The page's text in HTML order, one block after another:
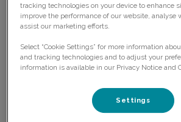
Wij kijken uit naar dit nieuwe jaar! Per 1
Dierenkliniek Wulven en Dierenkliniek
elkaar samenwerken. We hebben er
Waarom willen wij intensiever
Beide klinieken horen bij de groep IVC
tracking technologies on your device to enhance
improve the performance of our website, analyse
assist our marketing efforts.
Select “Cookie Settings” for more information
and tracking technologies and to adjust your
information is available in our Privacy Notice and
Settings